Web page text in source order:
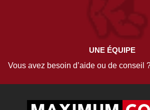
UNE ÉQUIPE
Vous avez besoin d’aide ou de conseil